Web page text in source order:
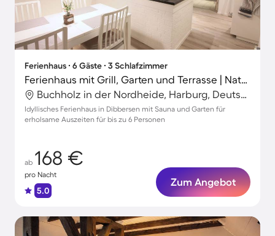
Ferienhaus ∙ 6 Gäste ∙ 3 Schlafzimmer
Ferienhaus mit Grill, Garten und Terrasse | Naturblick
Buchholz in der Nordheide, Harburg, Deutschland
Idyllisches Ferienhaus in Dibbersen mit Sauna und Garten für
erholsame Auszeiten für bis zu 6 Personen
ab 168 €
pro Nacht
5.0
Zum Angebot